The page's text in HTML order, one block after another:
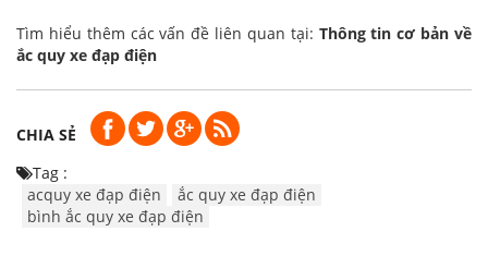
Tìm hiểu thêm các vấn đề liên quan tại: Thông tin cơ bản về
ắc quy xe đạp điện
CHIA SẺ
Tag :
acquy xe đạp điện
ắc quy xe đạp điện
bình ắc quy xe đạp điện